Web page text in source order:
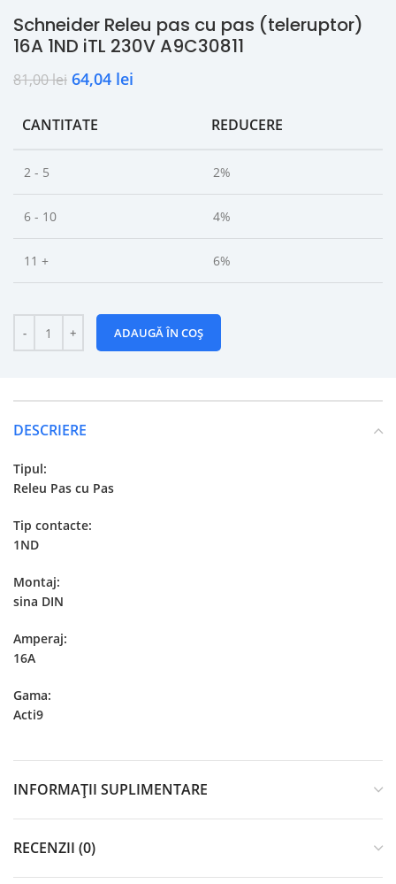
Schneider Releu pas cu pas (teleruptor)
16A 1ND iTL 230V A9C30811
81,00lei 64,04 lei
CANTITATE REDUCERE
2 - 5 2%
6 - 10 4%
11 + 6%
ADAUGĂ ÎN COȘ
DESCRIERE
Tipul:
Releu Pas cu Pas
Tip contacte:
1ND
Montaj:
sina DIN
Amperaj:
16A
Gama:
Acti9
INFORMAȚII SUPLIMENTARE
RECENZII (0)